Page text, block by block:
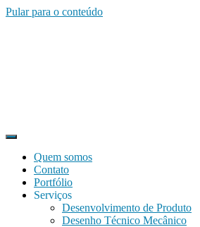
Pular para o conteúdo
Quem somos
Contato
Portfólio
Serviços
Desenvolvimento de Produto
Desenho Técnico Mecânico